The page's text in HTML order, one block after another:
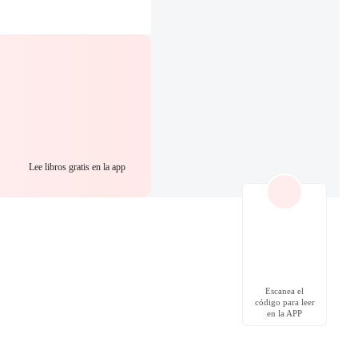
Lee libros gratis en la app
Escanea el
código para leer
en la APP